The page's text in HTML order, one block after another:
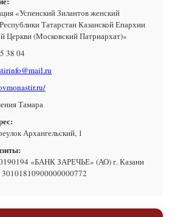
«Успенский Зилантов женский
Татарстан Казанской Епархии
Церкви (Московский Патриархат)»
38 04
Тамара
Архангельский, 1
«БАНК ЗАРЕЧЬЕ» (АО) г. Казани